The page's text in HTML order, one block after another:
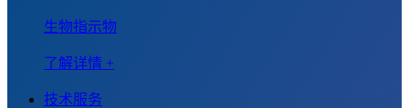
生物指示物
了解详情 +
技术服务